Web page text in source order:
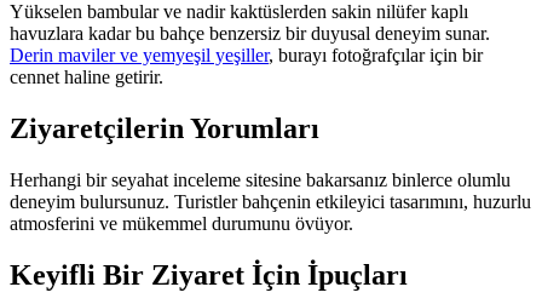
Yükselen bambular ve nadir kaktüslerden sakin nilüfer kaplı
havuzlara kadar bu bahçe benzersiz bir duyusal deneyim sunar.
Derin maviler ve yemyeşil yeşiller, burayı fotoğrafçılar için bir
cennet haline getirir.
Ziyaretçilerin Yorumları
Herhangi bir seyahat inceleme sitesine bakarsanız binlerce olumlu
deneyim bulursunuz. Turistler bahçenin etkileyici tasarımını, huzurlu
atmosferini ve mükemmel durumunu övüyor.
Keyifli Bir Ziyaret İçin İpuçları